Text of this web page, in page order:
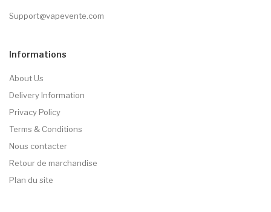
Support@vapevente.com
Informations
About Us
Delivery Information
Privacy Policy
Terms & Conditions
Nous contacter
Retour de marchandise
Plan du site